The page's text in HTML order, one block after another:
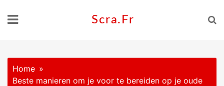
Scra.fr
Home
Beste manieren om je voor te bereiden op je oude